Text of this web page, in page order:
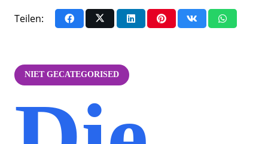
Teilen:
NIET GECATEGORISED